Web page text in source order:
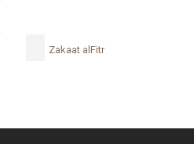
Zakaat alFitr